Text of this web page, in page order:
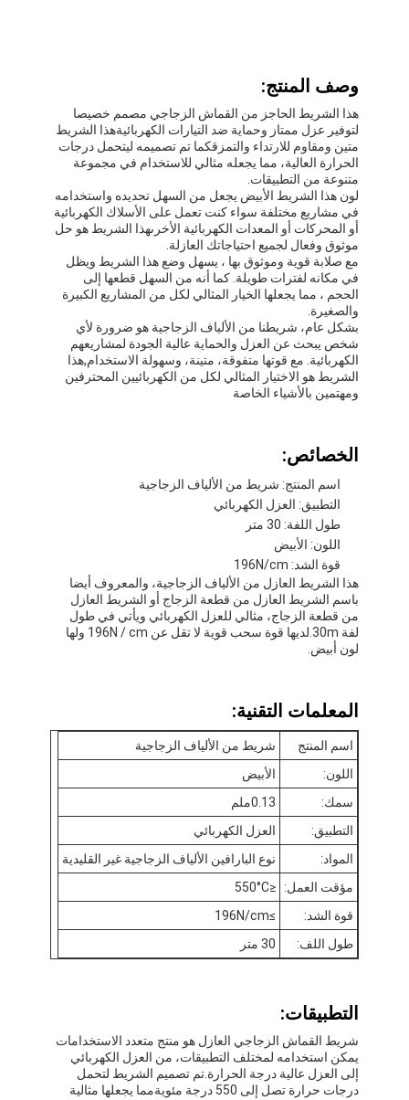
منتجات
معلومات عنا
وصف المنتج:
هذا الشريط الحاجز من القماش الزجاجي مصمم خصيصا
لتوفير عزل ممتاز وحماية ضد التيارات الكهربائيةهذا الشريط
متين ومقاوم للارتداء والتمزقكما تم تصميمه ليتحمل درجات
الحرارة العالية، مما يجعله مثالي للاستخدام في مجموعة
متنوعة من التطبيقات.
لون هذا الشريط الأبيض يجعل من السهل تحديده واستخدامه
في مشاريع مختلفة سواء كنت تعمل على الأسلاك الكهربائية
أو المحركات أو المعدات الكهربائية الأخرىهذا الشريط هو حل
موثوق وفعال لجميع احتياجاتك العازلة.
مع صلابة قوية وموثوق بها ، يسهل وضع هذا الشريط ويظل
في مكانه لفترات طويلة. كما أنه من السهل قطعها إلى
الحجم ، مما يجعلها الخيار المثالي لكل من المشاريع الكبيرة
والصغيرة.
بشكل عام، شريطنا من الألياف الزجاجية هو ضرورة لأي
شخص يبحث عن العزل والحماية عالية الجودة لمشاريعهم
الكهربائية. مع قوتها متفوقة، متينة، وسهولة الاستخدام,هذا
الشريط هو الاختيار المثالي لكل من الكهربائيين المحترفين
ومهتمين بالأشياء الخاصة
الخصائص:
اسم المنتج: شريط من الألياف الزجاجية
التطبيق: العزل الكهربائي
طول اللفة: 30 متر
اللون: الأبيض
قوة الشد: 196N/cm
هذا الشريط العازل من الألياف الزجاجية، والمعروف أيضا
باسم الشريط العازل من قطعة الزجاج أو الشريط العازل
من قطعة الزجاج، مثالي للعزل الكهربائي ويأتي في طول
لفة 30m.لديها قوة سحب قوية لا تقل عن 196N / cm ولها
لون أبيض.
المعلمات التقنية:
اسم المنتج
شريط من الألياف الزجاجية
اللون:
الأبيض
سمك:
0.13ملم
التطبيق:
العزل الكهربائي
المواد:
نوع البارافين الألياف الزجاجية غير القليدية
مؤقت العمل:
≤550°C
قوة الشد:
≥196N/cm
طول اللف:
30 متر
التطبيقات:
شريط القماش الزجاجي العازل هو منتج متعدد الاستخدامات
يمكن استخدامه لمختلف التطبيقات، من العزل الكهربائي
إلى العزل عالية درجة الحرارة.تم تصميم الشريط لتحمل
درجات حرارة تصل إلى 550 درجة مئويةمما يجعلها مثالية